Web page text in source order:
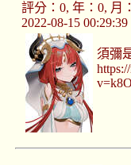
評分：0, 年：0, 月
2022-08-15 00:29:39
須彌